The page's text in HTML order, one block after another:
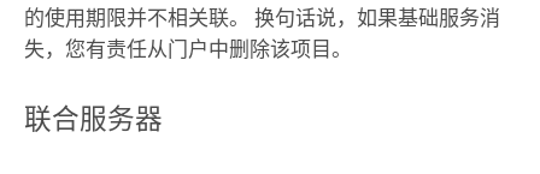
的使用期限并不相关联。 换句话说，如果基础服务消
失，您有责任从门户中删除该项目。
联合服务器